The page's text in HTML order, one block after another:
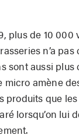
plus de 10
n’a
sont aussi
micro amène
produits que
lorsqu’on lui